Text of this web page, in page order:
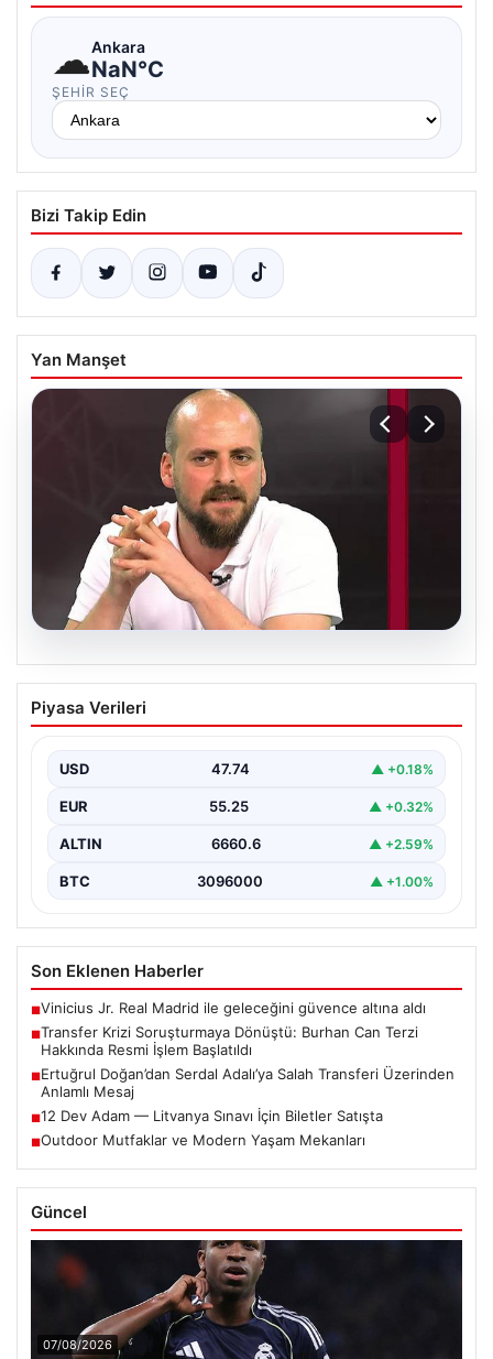
☁Ankara
NaN°C
ŞEHIR SEÇ
Bizi Takip Edin
Yan Manşet
06.08.2026
Transfer Krizi Soruşturmaya Dönüştü:
Burhan Can Terzi Hakkında Resmi İşlem
Galatasaray Spor Kulübü, gerçekleştirilen transfer
iddialar nedeniyle…
Piyasa Verileri
USD 47.74 ▲ +0.18%
EUR 55.25 ▲ +0.32%
ALTIN 6660.6 ▲ +2.59%
BTC 3096000 ▲ +1.00%
Son Eklenen Haberler
■Vinicius Jr. Real Madrid ile geleceğini güvence altına aldı
■Transfer Krizi Soruşturmaya Dönüştü: Burhan Can Terzi
Hakkında Resmi İşlem Başlatıldı
■Ertuğrul Doğan’dan Serdal Adalı’ya Salah Transferi Üzerinden
Anlamlı Mesaj
■12 Dev Adam — Litvanya Sınavı İçin Biletler Satışta
■Outdoor Mutfaklar ve Modern Yaşam Mekanları
Güncel
07/08/2026